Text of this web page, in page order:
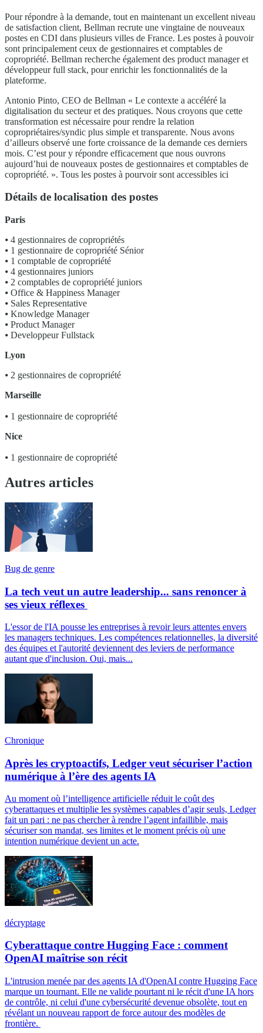
Pour répondre à la demande, tout en maintenant un excellent niveau
de satisfaction client, Bellman recrute une vingtaine de nouveaux
postes en CDI dans plusieurs villes de France. Les postes à pouvoir
sont principalement ceux de gestionnaires et comptables de
copropriété. Bellman recherche également des product manager et
développeur full stack, pour enrichir les fonctionnalités de la
plateforme.
Antonio Pinto, CEO de Bellman « Le contexte a accéléré la
digitalisation du secteur et des pratiques. Nous croyons que cette
transformation est nécessaire pour rendre la relation
copropriétaires/syndic plus simple et transparente. Nous avons
d’ailleurs observé une forte croissance de la demande ces derniers
mois. C’est pour y répondre efficacement que nous ouvrons
aujourd’hui de nouveaux postes de gestionnaires et comptables de
copropriété. ». Tous les postes à pourvoir sont accessibles ici
Détails de localisation des postes
Paris
⦁ 4 gestionnaires de copropriétés
⦁ 1 gestionnaire de copropriété Sénior
⦁ 1 comptable de copropriété
⦁ 4 gestionnaires juniors
⦁ 2 comptables de copropriété juniors
⦁ Office & Happiness Manager
⦁ Sales Representative
⦁ Knowledge Manager
⦁ Product Manager
⦁ Developpeur Fullstack
Lyon
⦁ 2 gestionnaires de copropriété
Marseille
⦁ 1 gestionnaire de copropriété
Nice
⦁ 1 gestionnaire de copropriété
Autres articles
Bug de genre
La tech veut un autre leadership... sans renoncer à
ses vieux réflexes
L'essor de l'IA pousse les entreprises à revoir leurs attentes envers
les managers techniques. Les compétences relationnelles, la diversité
des équipes et l'autorité deviennent des leviers de performance
autant que d'inclusion. Oui, mais...
Chronique
Après les cryptoactifs, Ledger veut sécuriser l’action
numérique à l’ère des agents IA
Au moment où l’intelligence artificielle réduit le coût des
cyberattaques et multiplie les systèmes capables d’agir seuls, Ledger
fait un pari : ne pas chercher à rendre l’agent infaillible, mais
sécuriser son mandat, ses limites et le moment précis où une
intention numérique devient un acte.
décryptage
Cyberattaque contre Hugging Face : comment
OpenAI maîtrise son récit
L'intrusion menée par des agents IA d'OpenAI contre Hugging Face
marque un tournant. Elle ne valide pourtant ni le récit d'une IA hors
de contrôle, ni celui d'une cybersécurité devenue obsolète, tout en
révélant un nouveau rapport de force autour des modèles de
frontière.